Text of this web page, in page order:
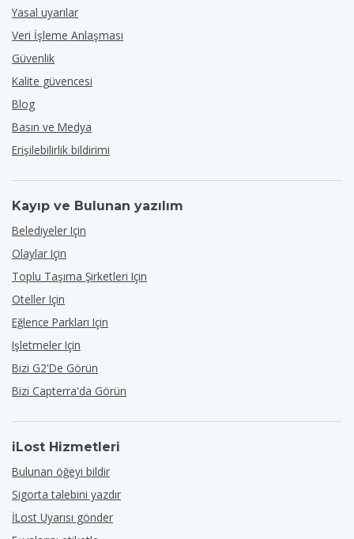
Yasal uyarılar
Veri İşleme Anlaşması
Güvenlik
Kalite güvencesi
Blog
Basın ve Medya
Erişilebilirlik bildirimi
Kayıp ve Bulunan yazılım
Belediyeler Için
Olaylar Için
Toplu Taşıma Şirketleri Için
Oteller Için
Eğlence Parkları Için
Işletmeler Için
Bizi G2'de Görün
Bizi Capterra'da Görün
iLost Hizmetleri
Bulunan öğeyi bildir
Sigorta talebini yazdır
İLost Uyarısı gönder